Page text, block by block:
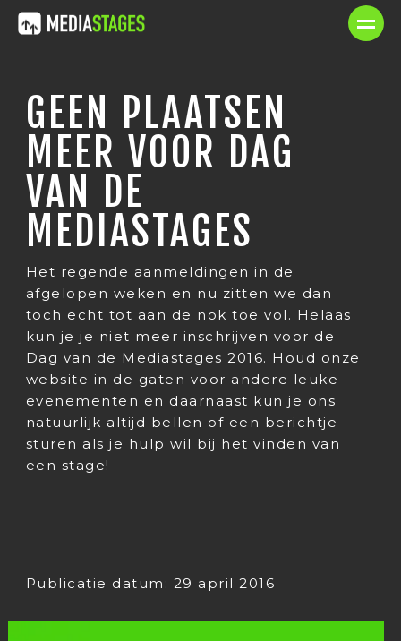
GEEN PLAATSEN
MEER VOOR DAG
VAN DE
MEDIASTAGES
Het regende aanmeldingen in de
afgelopen weken en nu zitten we dan
toch echt tot aan de nok toe vol. Helaas
kun je je niet meer inschrijven voor de
Dag van de Mediastages 2016. Houd onze
website in de gaten voor andere leuke
evenementen en daarnaast kun je ons
natuurlijk altijd bellen of een berichtje
sturen als je hulp wil bij het vinden van
een stage!
Publicatie datum: 29 april 2016